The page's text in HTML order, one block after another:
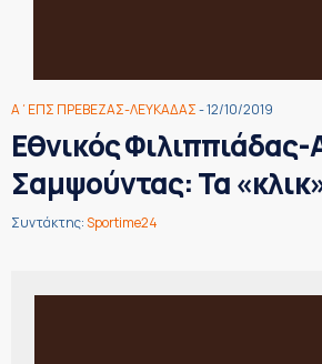
Α΄ΕΠΣ ΠΡΕΒΕΖΑΣ-ΛΕΥΚΑΔΑΣ- 12/10/2019
Εθνικός
Σαμψούντας: Τα
Συντάκτης:Sportime24